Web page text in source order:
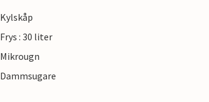
Kylskåp
Frys : 30 liter
Mikrougn
Dammsugare